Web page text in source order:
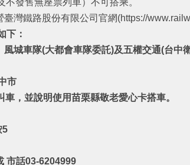
發售無座票列車）不可搭乘。
灣鐵路股份有限公司官網(https://
下：
風城車隊(大都會車隊委託)及五權交通(台中
市
車，並說明使用苗栗縣敬老愛心卡搭車。
5
市話03-6204999